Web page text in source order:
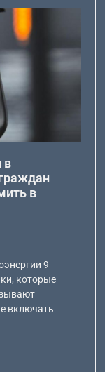
в
в
9
которые
включать